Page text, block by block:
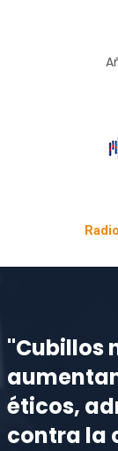
"Cubillos
éticos,
contra la